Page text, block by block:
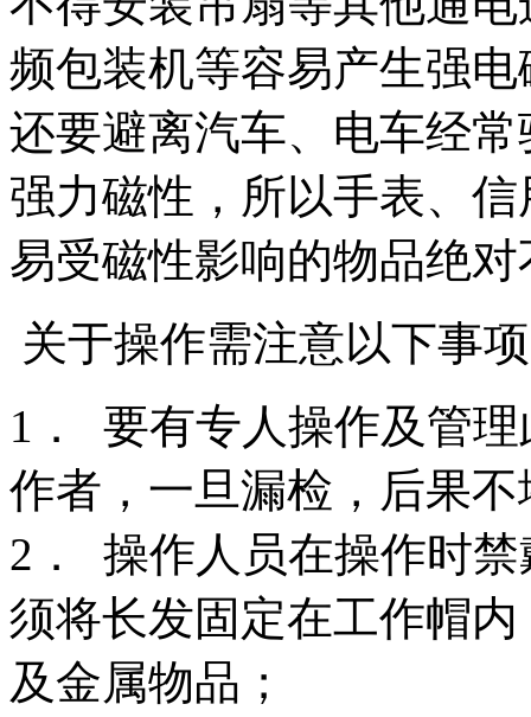
频包装机等容易产生强
还要避离汽车、电车经
强力磁性，所以手表、
易受磁性影响的物品绝
关于操作需注意以下事
1． 要有专人操作及管
作者，一旦漏检，后果
2． 操作人员在操作时
须将长发固定在工作帽
及金属物品；